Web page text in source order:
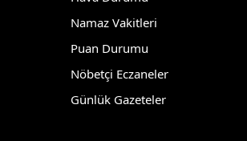
Namaz Vakitleri
Puan Durumu
Nöbetçi Eczaneler
Günlük Gazeteler